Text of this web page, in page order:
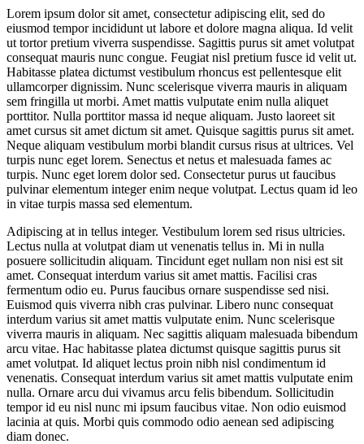
Lorem ipsum dolor sit amet, consectetur adipiscing elit, sed do
eiusmod tempor incididunt ut labore et dolore magna aliqua. Id velit
ut tortor pretium viverra suspendisse. Sagittis purus sit amet volutpat
consequat mauris nunc congue. Feugiat nisl pretium fusce id velit ut.
Habitasse platea dictumst vestibulum rhoncus est pellentesque elit
ullamcorper dignissim. Nunc scelerisque viverra mauris in aliquam
sem fringilla ut morbi. Amet mattis vulputate enim nulla aliquet
porttitor. Nulla porttitor massa id neque aliquam. Justo laoreet sit
amet cursus sit amet dictum sit amet. Quisque sagittis purus sit amet.
Neque aliquam vestibulum morbi blandit cursus risus at ultrices. Vel
turpis nunc eget lorem. Senectus et netus et malesuada fames ac
turpis. Nunc eget lorem dolor sed. Consectetur purus ut faucibus
pulvinar elementum integer enim neque volutpat. Lectus quam id leo
in vitae turpis massa sed elementum.
Adipiscing at in tellus integer. Vestibulum lorem sed risus ultricies.
Lectus nulla at volutpat diam ut venenatis tellus in. Mi in nulla
posuere sollicitudin aliquam. Tincidunt eget nullam non nisi est sit
amet. Consequat interdum varius sit amet mattis. Facilisi cras
fermentum odio eu. Purus faucibus ornare suspendisse sed nisi.
Euismod quis viverra nibh cras pulvinar. Libero nunc consequat
interdum varius sit amet mattis vulputate enim. Nunc scelerisque
viverra mauris in aliquam. Nec sagittis aliquam malesuada bibendum
arcu vitae. Hac habitasse platea dictumst quisque sagittis purus sit
amet volutpat. Id aliquet lectus proin nibh nisl condimentum id
venenatis. Consequat interdum varius sit amet mattis vulputate enim
nulla. Ornare arcu dui vivamus arcu felis bibendum. Sollicitudin
tempor id eu nisl nunc mi ipsum faucibus vitae. Non odio euismod
lacinia at quis. Morbi quis commodo odio aenean sed adipiscing
diam donec.